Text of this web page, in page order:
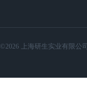
©2026 上海研生实业有限公